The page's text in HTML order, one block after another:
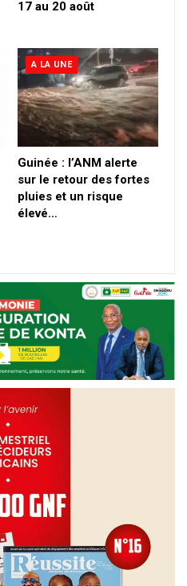
17 au 20 août
A LA UNE
Guinée : l’ANM alerte
sur le retour des fortes
pluies et un risque
élevé…